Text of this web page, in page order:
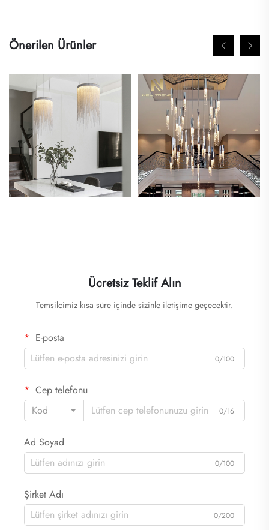
Önerilen Ürünler
Ücretsiz Teklif Alın
Temsilcimiz kısa süre içinde sizinle iletişime geçecektir.
E-posta
0/100
Cep telefonu
Kod
0/16
Ad Soyad
0/100
Şirket Adı
0/200